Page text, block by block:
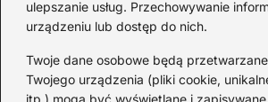
ulepszanie usług. Przechowywanie
urządzeniu lub dostęp do nich.
Twoje dane osobowe będą
Twojego urządzenia (pliki cookie,
itp.) mogą być wyświetlane i
Alkohol na walentynki: 10
prezenty i drinki dla niej i
2026-08-01